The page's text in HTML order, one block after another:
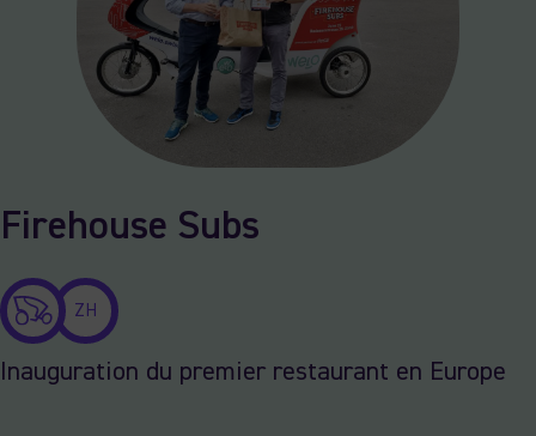
Firehouse Subs
ZH
Inauguration du premier restaurant en Europe